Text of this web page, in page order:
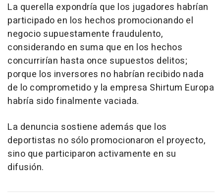
La querella expondría que los jugadores habrían
participado en los hechos promocionando el
negocio supuestamente fraudulento,
considerando en suma que en los hechos
concurrirían hasta once supuestos delitos;
porque los inversores no habrían recibido nada
de lo comprometido y la empresa Shirtum Europa
habría sido finalmente vaciada.
La denuncia sostiene además que los
deportistas no sólo promocionaron el proyecto,
sino que participaron activamente en su
difusión.